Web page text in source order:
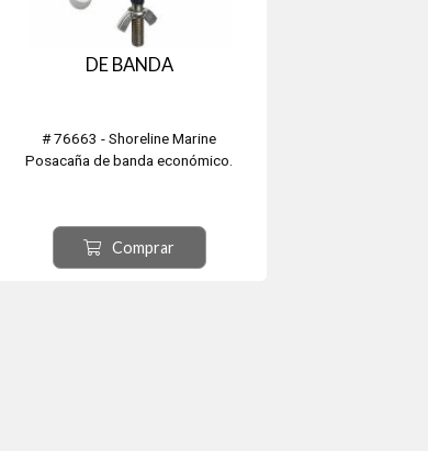
DE BANDA
# 76663 - Shoreline Marine
Posacaña de banda económico.
Comprar